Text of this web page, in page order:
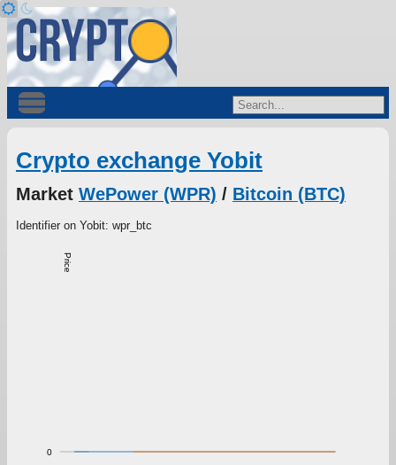
Crypto exchange Yobit
Market WePower (WPR) / Bitcoin (BTC)
Identifier on Yobit: wpr_btc
Price
0